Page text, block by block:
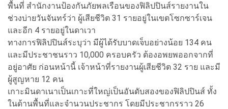
พื้นที่ สำนักงานป้องกันภัยพลเรือนของฟิลิปปินส์รายงานใน
ช่วงบ่ายวันจันทร์ว่า ผู้เสียชีวิต 31 รายอยู่ในเขตโซกซาร์เจน
และอีก 4 รายอยู่ในดาเวา
ทางการฟิลิปปินส์ระบุว่า มีผู้ได้รับบาดเจ็บอย่างน้อย 134 คน
และมีประชาชนราว 10,000 ครอบครัว ต้องอพยพออกจากที่
อยู่อาศัย ก่อนหน้านี้ เจ้าหน้าที่รายงานผู้เสียชีวิต 32 ราย และมี
ผู้สูญหาย 12 คน
เกาะมินดาเนาเป็นเกาะที่ใหญ่เป็นอันดับสองของฟิลิปปินส์ ทั้ง
ในด้านพื้นที่และจำนวนประชากร โดยมีประชากรราว 26